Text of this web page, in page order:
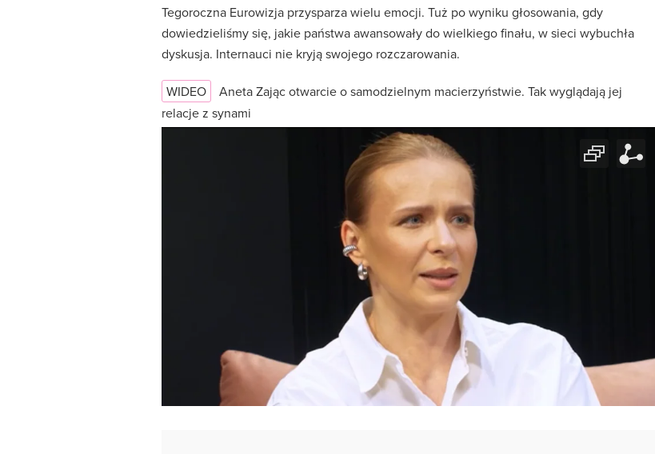
Tegoroczna Eurowizja przysparza wielu emocji. Tuż po wyniku głosowania, gdy
dowiedzieliśmy się, jakie państwa awansowały do wielkiego finału, w sieci wybuchła
dyskusja. Internauci nie kryją swojego rozczarowania.
WIDEO
Aneta Zając otwarcie o samodzielnym macierzyństwie. Tak wyglądają jej
relacje z synami